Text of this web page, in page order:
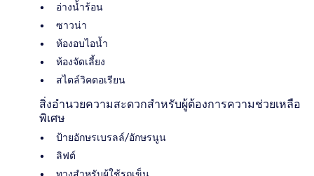
อ่างน้ำร้อน
ซาวน่า
ห้องอบไอน้ำ
ห้องจัดเลี้ยง
สไตล์วิคตอเรียน
สิ่งอำนวยความสะดวกสำหรับผู้ต้องการความช่วยเหลือ
พิเศษ
ป้ายอักษรเบรลล์/อักษรนูน
ลิฟต์